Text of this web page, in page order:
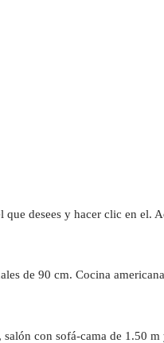
desees y hacer clic en el.
de 90 cm. Cocina
con sofá-cama de 1.50